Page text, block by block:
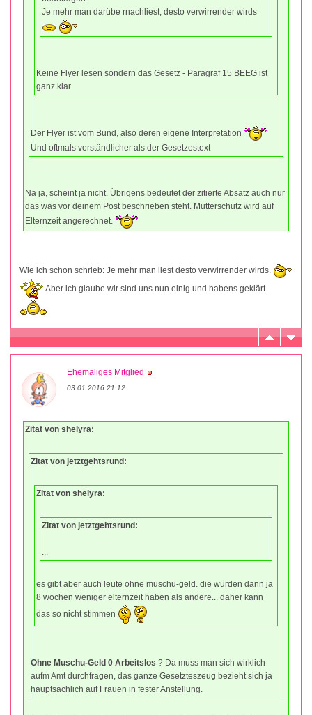
Je mehr man darübe rnachliest, desto verwirrender wirds
Keine Flyer lesen sondern das Gesetz - Paragraf 15 BEEG ist
ganz klar.
Der Flyer ist vom Bund, also deren eigene Interpretation
Und oftmals verständlicher als der Gesetzestext
Na ja, scheint ja nicht. Übrigens bedeutet der zitierte Absatz auch nur
das was vor deinem Post beschrieben steht. Mutterschutz wird auf
Elternzeit angerechnet.
Wie ich schon schrieb: Je mehr man liest desto verwirrender wirds.
Aber ich glaube wir sind uns nun einig und habens geklärt
Ehemaliges Mitglied
03.01.2016 21:12
Zitat von shelyra:
Zitat von jetztgehtsrund:
Zitat von shelyra:
Zitat von jetztgehtsrund:
es gibt aber auch leute ohne muschu-geld. die würden dann ja
8 wochen weniger elternzeit haben als andere... daher kann
das so nicht stimmen
Ohne Muschu-Geld 0 Arbeitslos ? Da muss man sich wirklich
aufm Amt durchfragen, das ganze Gesetzteszeug bezieht sich ja
hauptsächlich auf Frauen in fester Anstellung.